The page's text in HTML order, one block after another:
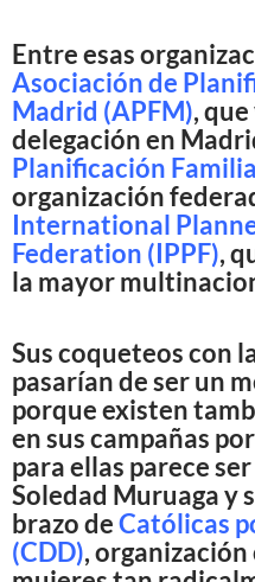
Entre esas
Asociación de
Madrid (APFM),
delegación en
Planificación
organización
International
Federation (IPPF),
la mayor
Sus coqueteos con
pasarían de ser un
porque existen
en sus campañas
para ellas parece
Soledad Muruaga y
brazo deCatólicas
(CDD),